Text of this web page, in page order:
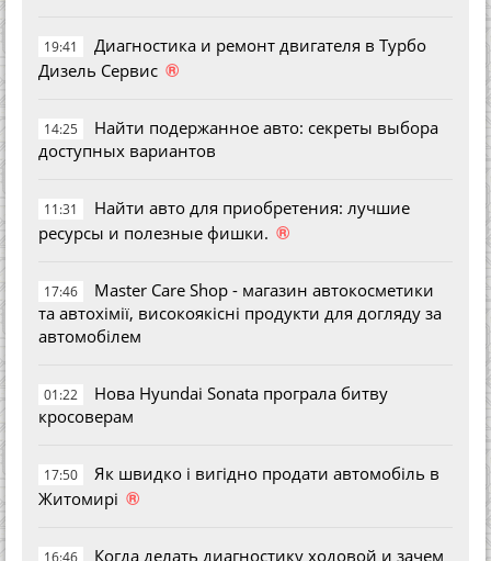
19:41
Диагностика и ремонт двигателя в Турбо
Дизель Сервис ®
14:25
Найти подержанное авто: секреты выбора
доступных вариантов
11:31
Найти авто для приобретения: лучшие
ресурсы и полезные фишки. ®
17:46
Master Care Shop - магазин автокосметики
та автохімії, високоякісні продукти для догляду за
автомобілем
01:22
Нова Hyundai Sonata програла битву
кросоверам
17:50
Як швидко і вигідно продати автомобіль в
Житомирі ®
16:46
Когда делать диагностику ходовой и зачем